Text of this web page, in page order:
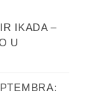
IKADA –
U